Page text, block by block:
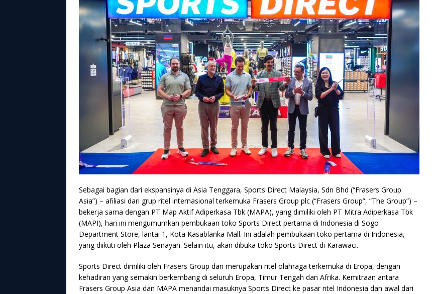
Sebagai bagian dari ekspansinya di Asia Tenggara, Sports Direct Malaysia, Sdn Bhd (“Frasers Group
Asia”) – afiliasi dari grup ritel internasional terkemuka Frasers Group plc (“Frasers Group”, “The Group”) –
bekerja sama dengan PT Map Aktif Adiperkasa Tbk (MAPA), yang dimiliki oleh PT Mitra Adiperkasa Tbk
(MAPI), hari ini mengumumkan pembukaan toko Sports Direct pertama di Indonesia di Sogo
Department Store, lantai 1, Kota Kasablanka Mall. Ini adalah pembukaan toko pertama di Indonesia,
yang diikuti oleh Plaza Senayan. Selain itu, akan dibuka toko Sports Direct di Karawaci.
Sports Direct dimiliki oleh Frasers Group dan merupakan ritel olahraga terkemuka di Eropa, dengan
kehadiran yang semakin berkembang di seluruh Eropa, Timur Tengah dan Afrika. Kemitraan antara
Frasers Group Asia dan MAPA menandai masuknya Sports Direct ke pasar ritel Indonesia dan awal dari